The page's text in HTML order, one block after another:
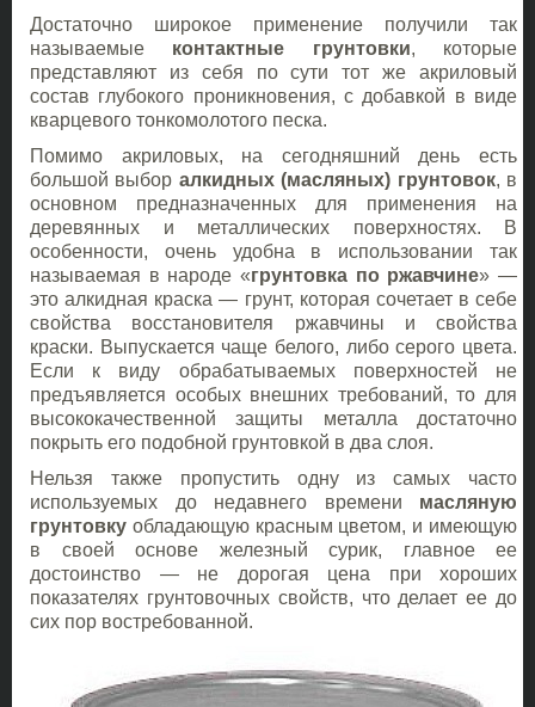
Достаточно широкое применение получили так
называемые контактные грунтовки, которые
представляют из себя по сути тот же акриловый
состав глубокого проникновения, с добавкой в виде
кварцевого тонкомолотого песка.
Помимо акриловых, на сегодняшний день есть
большой выбор алкидных (масляных) грунтовок, в
основном предназначенных для применения на
деревянных и металлических поверхностях. В
особенности, очень удобна в использовании так
называемая в народе «грунтовка по ржавчине» —
это алкидная краска — грунт, которая сочетает в себе
свойства восстановителя ржавчины и свойства
краски. Выпускается чаще белого, либо серого цвета.
Если к виду обрабатываемых поверхностей не
предъявляется особых внешних требований, то для
высококачественной защиты металла достаточно
покрыть его подобной грунтовкой в два слоя.
Нельзя также пропустить одну из самых часто
используемых до недавнего времени масляную
грунтовку обладающую красным цветом, и имеющую
в своей основе железный сурик, главное ее
достоинство — не дорогая цена при хороших
показателях грунтовочных свойств, что делает ее до
сих пор востребованной.